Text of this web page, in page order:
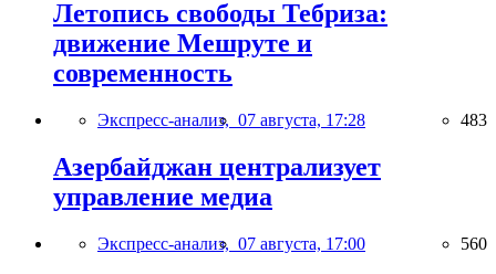
Летопись свободы Тебриза:
движение Мешруте и
современность
Экспресс-анализ, 07 августа, 17:28 483
Азербайджан централизует
управление медиа
Экспресс-анализ, 07 августа, 17:00 560